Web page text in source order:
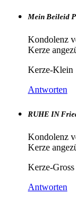
Mein Beileid
Kondolenz
Kerze
Kerze-Klein
Antworten
RUHE IN
Kondolenz
Kerze
Kerze-Gross
Antworten